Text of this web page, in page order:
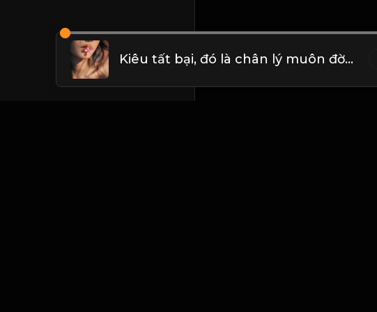
Kiêu tất bại, đó là chân lý muôn đời! & Đạo